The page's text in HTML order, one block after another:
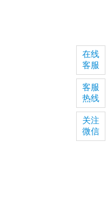
在线
客服
客服
热线
关注
微信